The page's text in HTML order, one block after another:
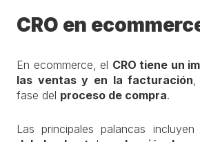
CRO en
En ecommerce, el CRO tiene un
las ventas y en la facturación,
fase del proceso de compra.
Las principales palancas incluyen